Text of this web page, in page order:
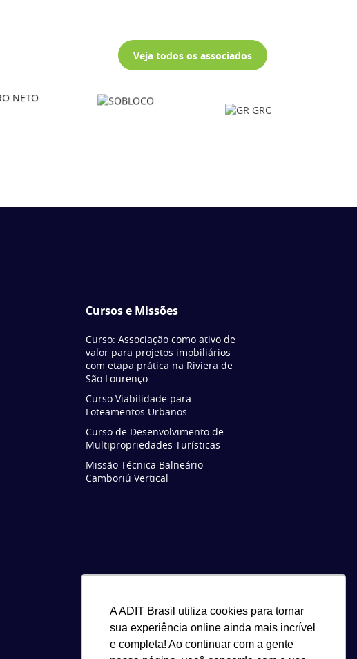
A ADIT Brasil utiliza cookies para tornar
sua experiência online ainda mais incrível
e completa! Ao continuar com a gente
Veja todos os associados
Cursos e Missões
Curso: Associação como ativo de
valor para projetos imobiliários
com etapa prática na Riviera de
São Lourenço
Curso Viabilidade para
Loteamentos Urbanos
Curso de Desenvolvimento de
Multipropriedades Turísticas
Missão Técnica Balneário
Camboriú Vertical